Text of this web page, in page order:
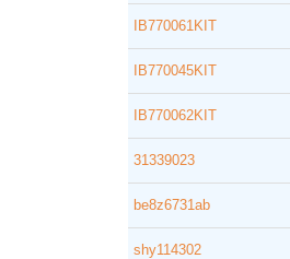
IB770061KIT
IB770045KIT
IB770062KIT
31339023
be8z6731ab
shy114302